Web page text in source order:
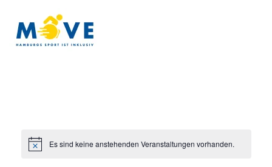
Zum Hauptinhalt springen
Es sind keine anstehenden Veranstaltungen vorhanden.